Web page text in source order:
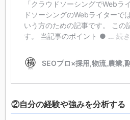
②自分の経験や強みを分析する